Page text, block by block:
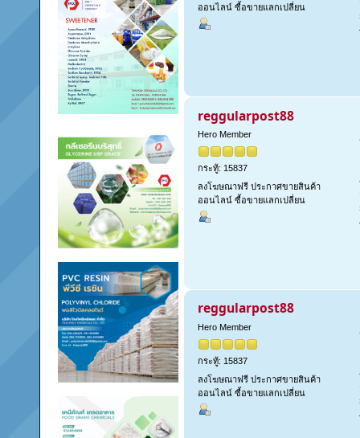
ออนไลน์ ซื้อขายแลกเปลี่ยน
reggularpost88
Hero Member
กระทู้: 15837
ลงโฆษณาฟรี ประกาศขายสินค้า
ออนไลน์ ซื้อขายแลกเปลี่ยน
reggularpost88
Hero Member
กระทู้: 15837
ลงโฆษณาฟรี ประกาศขายสินค้า
ออนไลน์ ซื้อขายแลกเปลี่ยน